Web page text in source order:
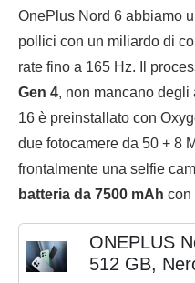
OnePlus Nord 6 abbiamo
pollici con un miliardo di
rate fino a 165 Hz. Il
Gen 4, non mancano degli
16 è preinstallato con
due fotocamere da 50 + 8
frontalmente una selfie
batteria da 7500 mAh con
ONEPLUS
512 GB,